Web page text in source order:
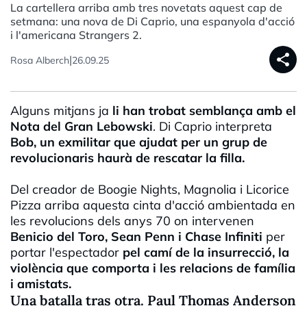
La cartellera arriba amb tres novetats aquest cap de
setmana: una nova de Di Caprio, una espanyola d'acció
i l'americana Strangers 2.
Rosa Alberch|26.09.25 share
Alguns mitjans ja li han trobat semblança amb el
Nota del Gran Lebowski. Di Caprio interpreta
Bob, un exmilitar que ajudat per un grup de
revolucionaris haurà de rescatar la filla.
Del creador de Boogie Nights, Magnolia i Licorice
Pizza arriba aquesta cinta d'acció ambientada en
les revolucions dels anys 70 on intervenen
Benicio del Toro, Sean Penn i Chase Infiniti per
portar l'espectador pel camí de la insurrecció, la
violència que comporta i les relacions de família
i amistats.
Una batalla tras otra. Paul Thomas Anderson